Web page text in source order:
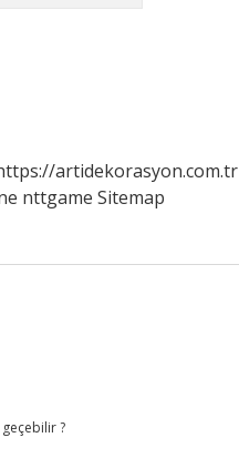
artidekorasyon.com.tr
nttgame Sitemap
geçebilir ?